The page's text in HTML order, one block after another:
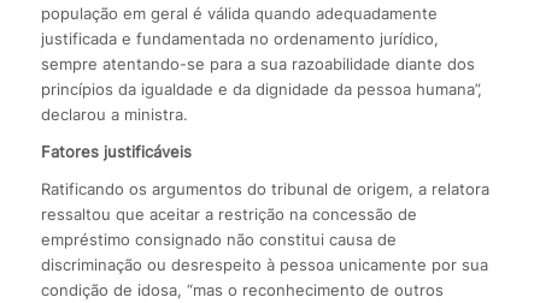
população em geral é válida quando adequadamente
justificada e fundamentada no ordenamento jurídico,
sempre atentando-se para a sua razoabilidade diante dos
princípios da igualdade e da dignidade da pessoa humana”,
declarou a ministra.
Fatores justificáveis
Ratificando os argumentos do tribunal de origem, a relatora
ressaltou que aceitar a restrição na concessão de
empréstimo consignado não constitui causa de
discriminação ou desrespeito à pessoa unicamente por sua
condição de idosa, “mas o reconhecimento de outros